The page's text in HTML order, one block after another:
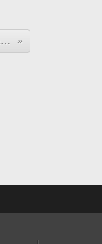
La poule Charollaise